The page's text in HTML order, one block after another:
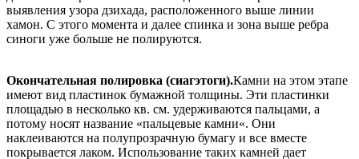
выявления узора дзихада, расположенного выше линии
хамон. С этого момента и далее спинка и зона выше ребра
синоги уже больше не полируются.
Окончательная полировка (сиагэтоги).Камни на этом этапе
имеют вид пластинок бумажной толщины. Эти пластинки
площадью в несколько кв. см. удерживаются пальцами, а
потому носят название «пальцевые камни«. Они
наклеиваются на полупрозрачную бумагу и все вместе
покрывается лаком. Использование таких камней дает